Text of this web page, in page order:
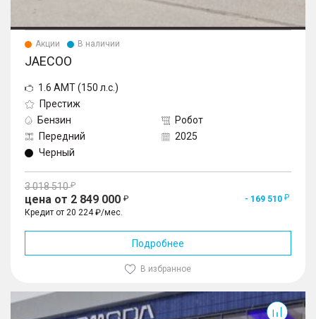
Акции В наличии
JAECOO
1.6 AMT (150 л.с.)
Престиж
Бензин
Робот
Передний
2025
Черный
3 018 510
цена от 2 849 000
- 169 510
Кредит от 20 224 ₽/мес.
Подробнее
В избранное